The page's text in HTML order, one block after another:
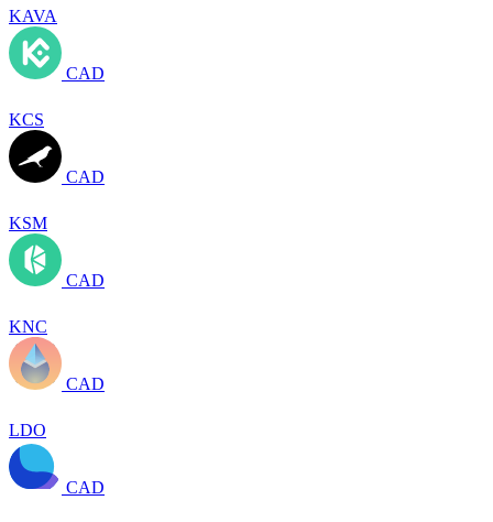
KAVA
CAD
KCS
CAD
KSM
CAD
KNC
CAD
LDO
CAD